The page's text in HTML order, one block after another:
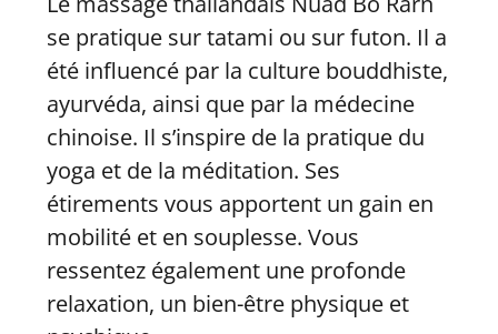
se pratique sur tatami ou sur futon. Il a
été influencé par la culture bouddhiste,
ayurvéda, ainsi que par la médecine
chinoise. Il s’inspire de la pratique du
yoga et de la méditation. Ses
étirements vous apportent un gain en
mobilité et en souplesse. Vous
ressentez également une profonde
relaxation, un bien-être physique et